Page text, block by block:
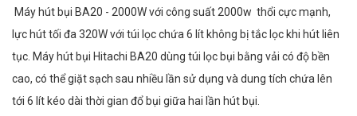
Máy hút bụi BA20 - 2000W với công suất 2000w thổi cực mạnh,
lực hút tối đa 320W với túi lọc chứa 6 lít không bị tắc lọc khi hút liên
tục. Máy hút bụi Hitachi BA20 dùng túi lọc bụi bằng vải có độ bền
cao, có thể giặt sạch sau nhiều lần sử dụng và dung tích chứa lên
tới 6 lít kéo dài thời gian đổ bụi giữa hai lần hút bụi.